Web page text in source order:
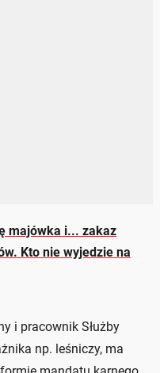
majówka i... zakaz
Kto nie wyjedzie na
i pracownik Służby
np. leśniczy, ma